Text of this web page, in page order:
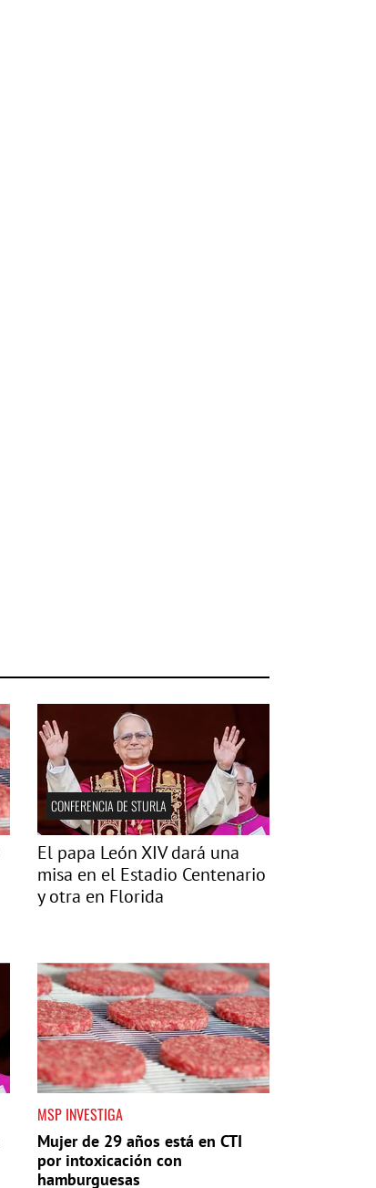
CONFERENCIA DE STURLA
El papa León XIV dará una
misa en el Estadio Centenario
y otra en Florida
MSP INVESTIGA
Mujer de 29 años está en CTI
por intoxicación con
hamburguesas